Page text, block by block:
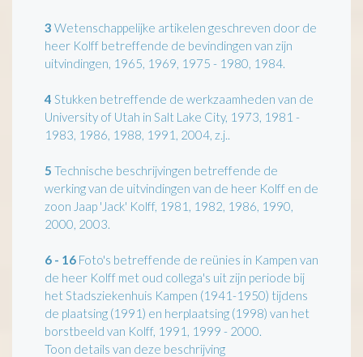
3 Wetenschappelijke artikelen geschreven door de
heer Kolff betreffende de bevindingen van zijn
uitvindingen, 1965, 1969, 1975 - 1980, 1984.
4 Stukken betreffende de werkzaamheden van de
University of Utah in Salt Lake City, 1973, 1981 -
1983, 1986, 1988, 1991, 2004, z.j..
5 Technische beschrijvingen betreffende de
werking van de uitvindingen van de heer Kolff en de
zoon Jaap 'Jack' Kolff, 1981, 1982, 1986, 1990,
2000, 2003.
6 - 16 Foto's betreffende de reünies in Kampen van
de heer Kolff met oud collega's uit zijn periode bij
het Stadsziekenhuis Kampen (1941-1950) tijdens
de plaatsing (1991) en herplaatsing (1998) van het
borstbeeld van Kolff, 1991, 1999 - 2000.
Toon details van deze beschrijving